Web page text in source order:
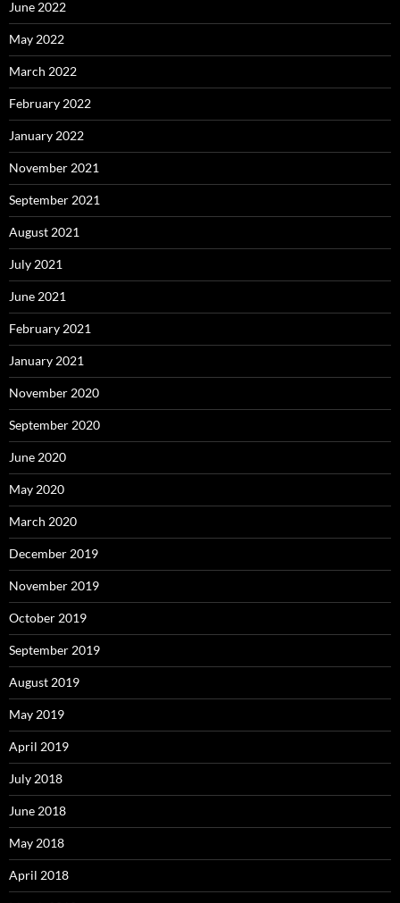
June 2022
May 2022
March 2022
February 2022
January 2022
November 2021
September 2021
August 2021
July 2021
June 2021
February 2021
January 2021
November 2020
September 2020
June 2020
May 2020
March 2020
December 2019
November 2019
October 2019
September 2019
August 2019
May 2019
April 2019
July 2018
June 2018
May 2018
April 2018